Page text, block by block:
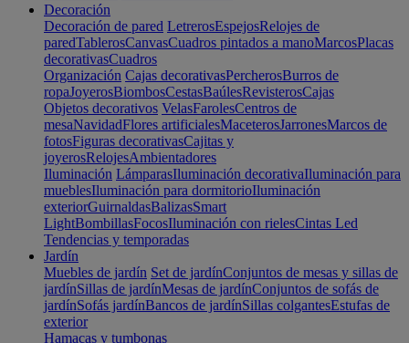
Decoración
Decoración de pared LetrerosEspejosRelojes de
paredTablerosCanvasCuadros pintados a manoMarcosPlacas
decorativasCuadros
Organización Cajas decorativasPercherosBurros de
ropaJoyerosBiombosCestasBaúlesRevisterosCajas
Objetos decorativos VelasFarolesCentros de
mesaNavidadFlores artificialesMaceterosJarronesMarcos de
fotosFiguras decorativasCajitas y
joyerosRelojesAmbientadores
Iluminación LámparasIluminación decorativaIluminación para
mueblesIluminación para dormitorioIluminación
exteriorGuirnaldasBalizasSmart
LightBombillasFocosIluminación con rielesCintas Led
Tendencias y temporadas
Jardín
Muebles de jardín Set de jardínConjuntos de mesas y sillas de
jardínSillas de jardínMesas de jardínConjuntos de sofás de
jardínSofás jardínBancos de jardínSillas colgantesEstufas de
exterior
Hamacas y tumbonas